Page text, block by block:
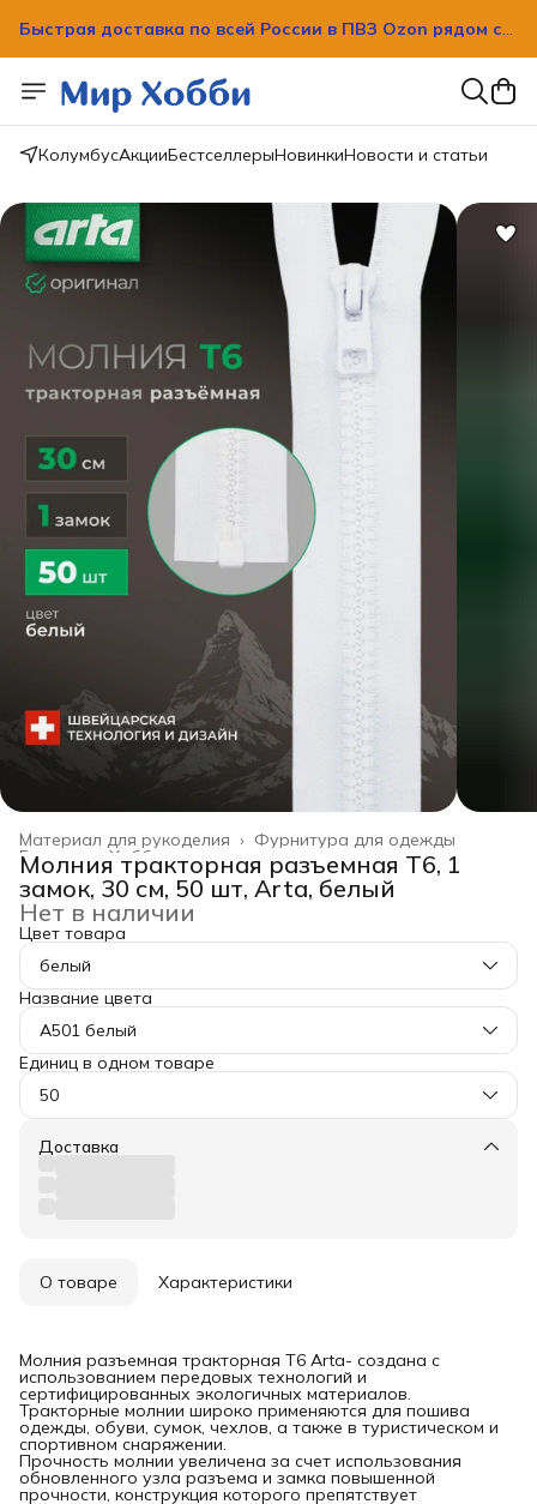
Быстрая доставка по всей России в ПВЗ Ozon рядом с
Быстрая доставка по всей России в ПВЗ Ozon рядом с
вашим домом!
КолумбусАкцииБестселлерыНовинкиНовости и статьи
Фурнитура для одежды
Материал для рукоделия ›
Хобби и творчество ›
Главная ›
Молния тракторная разъемная Т6, 1
замок, 30 см, 50 шт, Arta, белый
Нет в наличии
Цвет товара
белый
Название цвета
A501 белый
Единиц в одном товаре
50
Доставка
О товаре Характеристики
Молния разъемная тракторная T6 Arta- создана с
использованием передовых технологий и
сертифицированных экологичных материалов.
Тракторные молнии широко применяются для пошива
одежды, обуви, сумок, чехлов, а также в туристическом и
спортивном снаряжении.
Прочность молнии увеличена за счет использования
обновленного узла разъема и замка повышенной
прочности, конструкция которого препятствует